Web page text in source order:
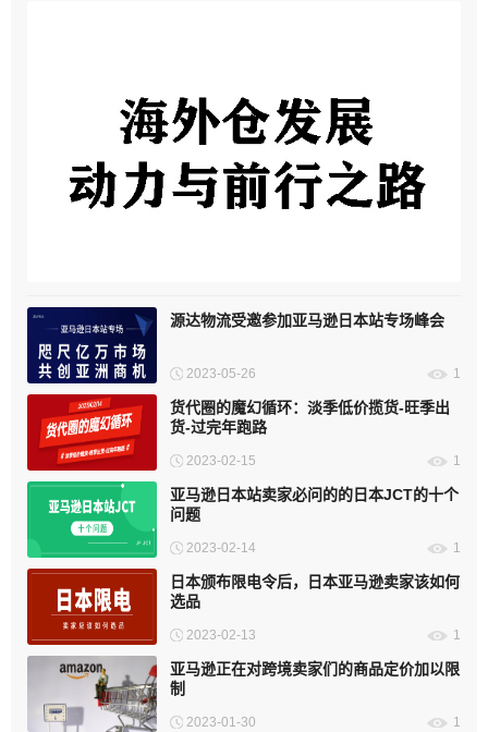
源达物流受邀参加亚马逊日本站专场峰会
2023-05-26 1
货代圈的魔幻循环：淡季低价揽货-旺季出
货-过完年跑路
2023-02-15 1
亚马逊日本站卖家必问的的日本JCT的十个
问题
2023-02-14 1
日本颁布限电令后，日本亚马逊卖家该如何
选品
2023-02-13 1
亚马逊正在对跨境卖家们的商品定价加以限
制
2023-01-30 1